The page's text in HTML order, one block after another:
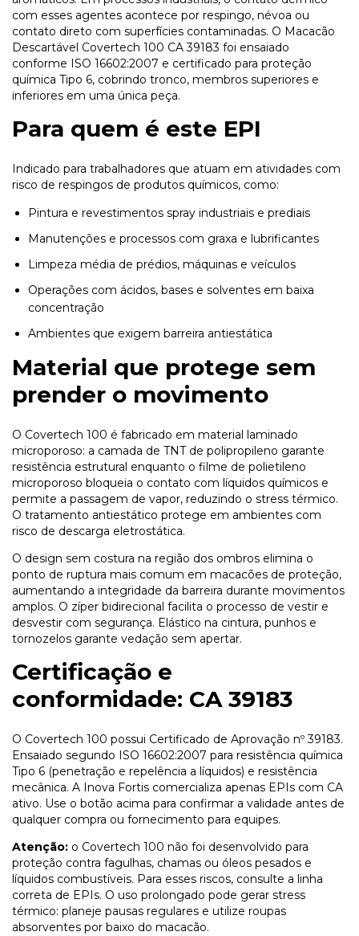
com esses agentes acontece por respingo, névoa ou
contato direto com superfícies contaminadas. O Macacão
Descartável Covertech 100 CA 39183 foi ensaiado
conforme ISO 16602:2007 e certificado para proteção
química Tipo 6, cobrindo tronco, membros superiores e
inferiores em uma única peça.
Para quem é este EPI
Indicado para trabalhadores que atuam em atividades com
risco de respingos de produtos químicos, como:
Pintura e revestimentos spray industriais e prediais
Manutenções e processos com graxa e lubrificantes
Limpeza média de prédios, máquinas e veículos
Operações com ácidos, bases e solventes em baixa
concentração
Ambientes que exigem barreira antiestática
Material que protege sem
prender o movimento
O Covertech 100 é fabricado em material laminado
microporoso: a camada de TNT de polipropileno garante
resistência estrutural enquanto o filme de polietileno
microporoso bloqueia o contato com líquidos químicos e
permite a passagem de vapor, reduzindo o stress térmico.
O tratamento antiestático protege em ambientes com
risco de descarga eletrostática.
O design sem costura na região dos ombros elimina o
ponto de ruptura mais comum em macacões de proteção,
aumentando a integridade da barreira durante movimentos
amplos. O zíper bidirecional facilita o processo de vestir e
desvestir com segurança. Elástico na cintura, punhos e
tornozelos garante vedação sem apertar.
Certificação e
conformidade: CA 39183
O Covertech 100 possui Certificado de Aprovação nº 39183.
Ensaiado segundo ISO 16602:2007 para resistência química
Tipo 6 (penetração e repelência a líquidos) e resistência
mecânica. A Inova Fortis comercializa apenas EPIs com CA
ativo. Use o botão acima para confirmar a validade antes de
qualquer compra ou fornecimento para equipes.
Atenção: o Covertech 100 não foi desenvolvido para
proteção contra fagulhas, chamas ou óleos pesados e
líquidos combustíveis. Para esses riscos, consulte a linha
correta de EPIs. O uso prolongado pode gerar stress
térmico: planeje pausas regulares e utilize roupas
absorventes por baixo do macacão.